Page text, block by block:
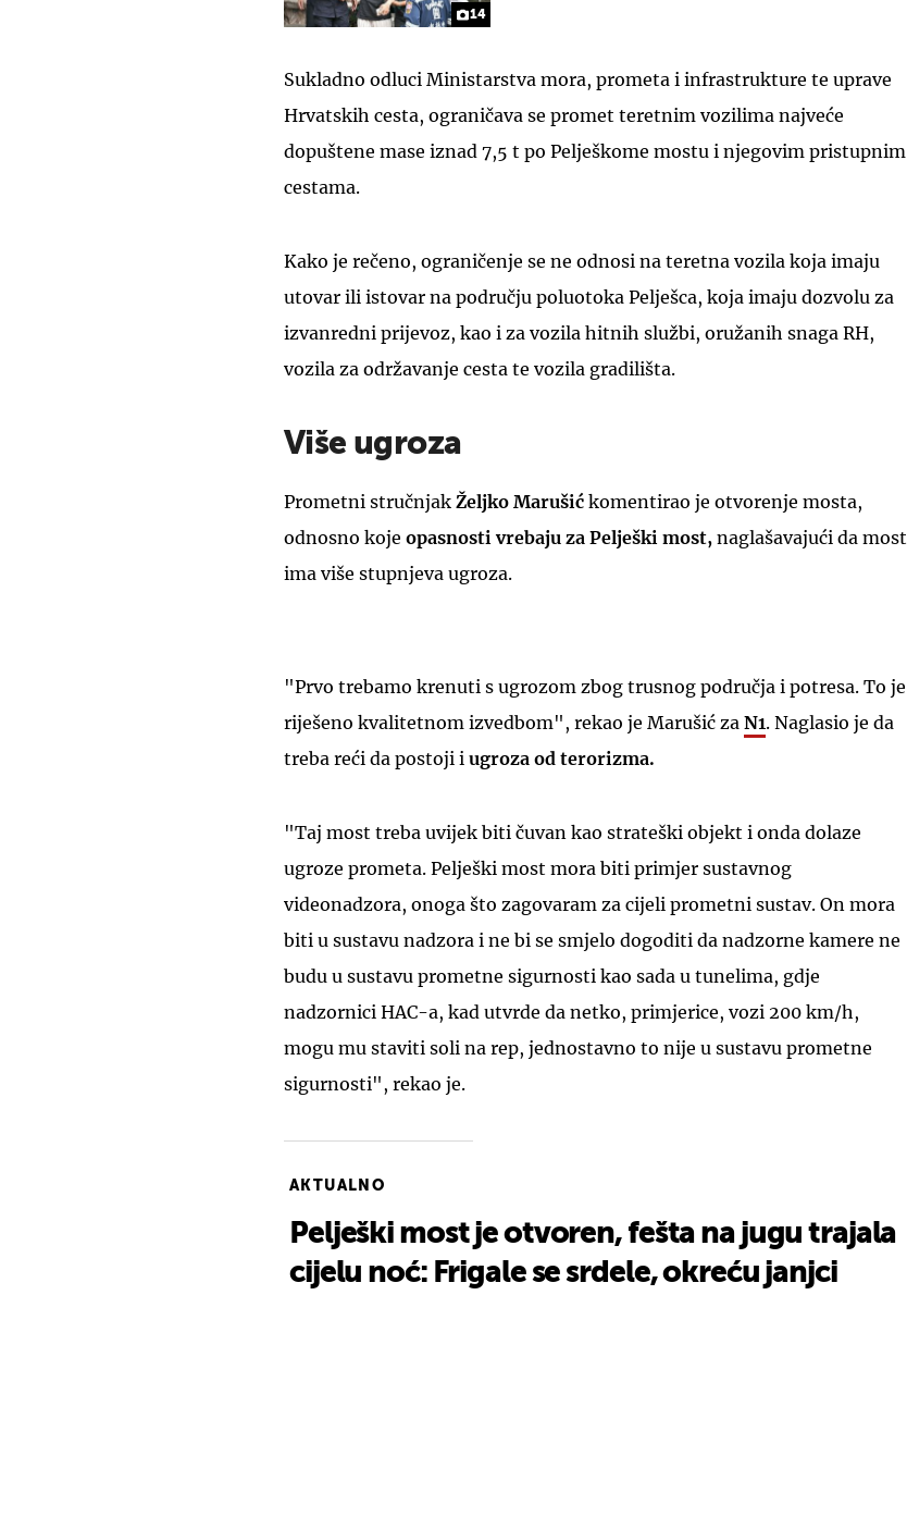
14
Sukladno odluci Ministarstva mora, prometa i infrastrukture te uprave
Hrvatskih cesta, ograničava se promet teretnim vozilima najveće
dopuštene mase iznad 7,5 t po Pelješkome mostu i njegovim pristupnim
cestama.
Kako je rečeno, ograničenje se ne odnosi na teretna vozila koja imaju
utovar ili istovar na području poluotoka Pelješca, koja imaju dozvolu za
izvanredni prijevoz, kao i za vozila hitnih službi, oružanih snaga RH,
vozila za održavanje cesta te vozila gradilišta.
Više ugroza
Prometni stručnjak Željko Marušić komentirao je otvorenje mosta,
odnosno koje opasnosti vrebaju za Pelješki most, naglašavajući da most
ima više stupnjeva ugroza.
"Prvo trebamo krenuti s ugrozom zbog trusnog područja i potresa. To je
riješeno kvalitetnom izvedbom", rekao je Marušić za N1. Naglasio je da
treba reći da postoji i ugroza od terorizma.
"Taj most treba uvijek biti čuvan kao strateški objekt i onda dolaze
ugroze prometa. Pelješki most mora biti primjer sustavnog
videonadzora, onoga što zagovaram za cijeli prometni sustav. On mora
biti u sustavu nadzora i ne bi se smjelo dogoditi da nadzorne kamere ne
budu u sustavu prometne sigurnosti kao sada u tunelima, gdje
nadzornici HAC-a, kad utvrde da netko, primjerice, vozi 200 km/h,
mogu mu staviti soli na rep, jednostavno to nije u sustavu prometne
sigurnosti", rekao je.
AKTUALNO
Pelješki most je otvoren, fešta na jugu trajala
cijelu noć: Frigale se srdele, okreću janjci